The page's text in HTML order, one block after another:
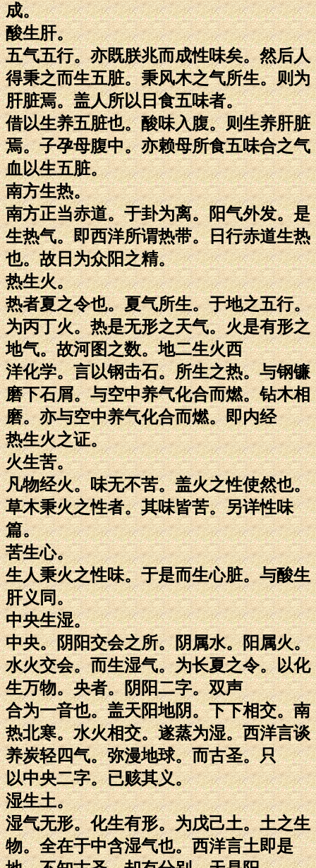
成。
酸生肝。
五气五行。亦既朕兆而成性味矣。然后人
得秉之而生五脏。秉风木之气所生。则为
肝脏焉。盖人所以日食五味者。
借以生养五脏也。酸味入腹。则生养肝脏
焉。子孕母腹中。亦赖母所食五味合之气
血以生五脏。
南方生热。
南方正当赤道。于卦为离。阳气外发。是
生热气。即西洋所谓热带。日行赤道生热
也。故日为众阳之精。
热生火。
热者夏之令也。夏气所生。于地之五行。
为丙丁火。热是无形之天气。火是有形之
地气。故河图之数。地二生火西
洋化学。言以钢击石。所生之热。与钢镰
磨下石屑。与空中养气化合而燃。钻木相
磨。亦与空中养气化合而燃。即内经
热生火之证。
火生苦。
凡物经火。味无不苦。盖火之性使然也。
草木秉火之性者。其味皆苦。另详性味
篇。
苦生心。
生人秉火之性味。于是而生心脏。与酸生
肝义同。
中央生湿。
中央。阴阳交会之所。阴属水。阳属火。
水火交会。而生湿气。为长夏之令。以化
生万物。央者。阴阳二字。双声
合为一音也。盖天阳地阴。下下相交。南
热北寒。水火相交。遂蒸为湿。西洋言谈
养炭轻四气。弥漫地球。而古圣。只
以中央二字。已赅其义。
湿生土。
湿气无形。化生有形。为戊己土。土之生
物。全在于中含湿气也。西洋言土即是